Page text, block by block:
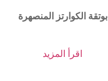
بوتقة الكوارتز المنصهرة
اقرأ المزيد